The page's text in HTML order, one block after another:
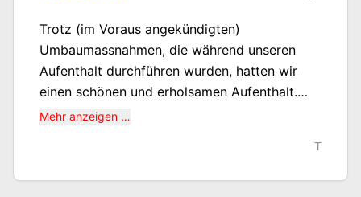
Trotz (im Voraus angekündigten)
Umbaumassnahmen, die während unseren
Aufenthalt durchführen wurden, hatten wir
einen schönen und erholsamen Aufenthalt.
Speziell hervorzuheben waren u.a. die
Mehr anzeigen …
T